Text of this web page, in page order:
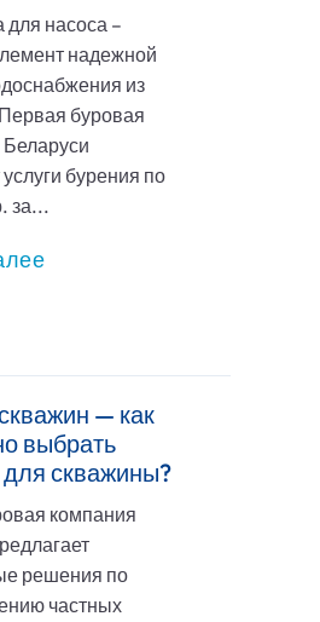
для насоса –
надежной
из
буровая
бурения по
за...
— как
выбрать
для скважины?
компания
решения по
частных